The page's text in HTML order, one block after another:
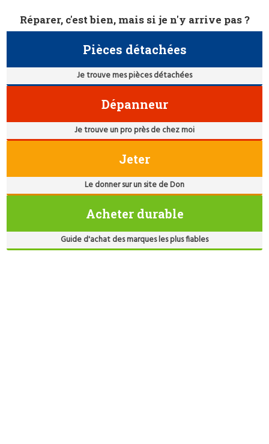
Réparer, c'est bien, mais si je n'y arrive pas ?
Pièces détachées
Je trouve mes pièces détachées
Dépanneur
Je trouve un pro près de chez moi
Jeter
Le donner sur un site de Don
Acheter durable
Guide d'achat des marques les plus fiables